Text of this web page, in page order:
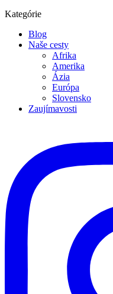
Kategórie
Blog
Naše cesty
Afrika
Amerika
Ázia
Európa
Slovensko
Zaujímavosti